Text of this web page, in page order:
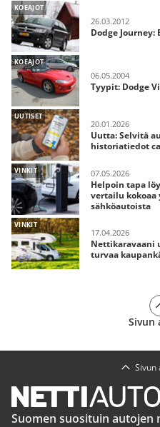
KOEAJOT
26.03.2012
Dodge
KOEAJOT
06.05.2004
Tyypit: Dodge
UUTISET
20.01.2026
Uutta: Selvitä
historiatiedot
VINKIT 07.05.2026
Helpoin tapa
vertailu kokoaa
sähköautoista
VINKIT
17.04.2026
Nettikaravaani
turvaa
Sivun
Sivun
Suomen suosituin autojen